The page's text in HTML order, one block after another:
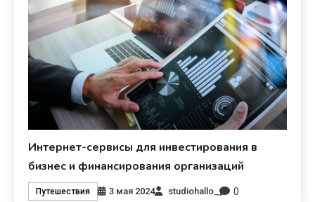
Интернет-сервисы для инвестирования в
бизнес и финансирования организаций
Путешествия 3 мая 2024 studiohallo_ 0